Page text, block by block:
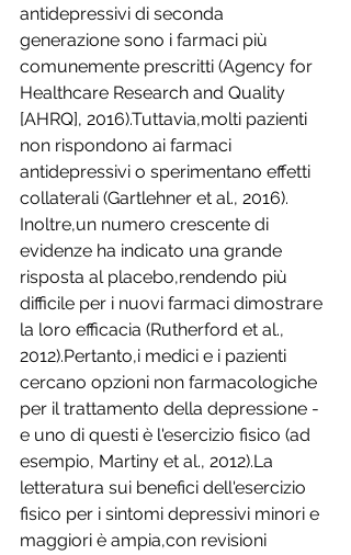
antidepressivi di seconda
generazione sono i farmaci più
comunemente prescritti (Agency for
Healthcare Research and Quality
[AHRQ], 2016).Tuttavia,molti pazienti
non rispondono ai farmaci
antidepressivi o sperimentano effetti
collaterali (Gartlehner et al., 2016).
Inoltre,un numero crescente di
evidenze ha indicato una grande
risposta al placebo,rendendo più
difficile per i nuovi farmaci dimostrare
la loro efficacia (Rutherford et al.,
2012).Pertanto,i medici e i pazienti
cercano opzioni non farmacologiche
per il trattamento della depressione -
e uno di questi è l'esercizio fisico (ad
esempio, Martiny et al., 2012).La
letteratura sui benefici dell'esercizio
fisico per i sintomi depressivi minori e
maggiori è ampia,con revisioni